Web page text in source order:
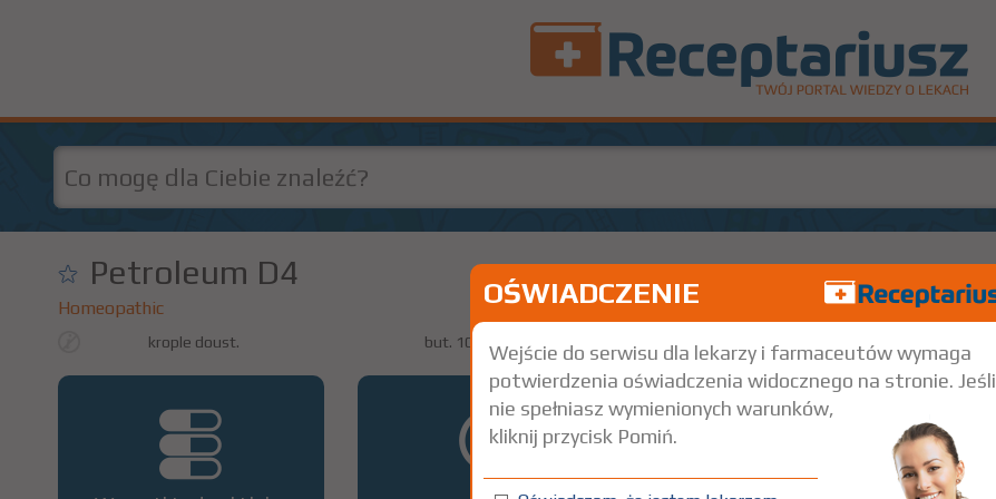
Petroleum D4
Homeopathic
krople doust. but. 100 ml Doustnie
OŚWIADCZENIE
Wejście do serwisu dla lekarzy i farmaceutów wymaga
potwierdzenia oświadczenia widocznego na stronie. Jeśli
nie spełniasz wymienionych warunków,
kliknij przycisk Pomiń.